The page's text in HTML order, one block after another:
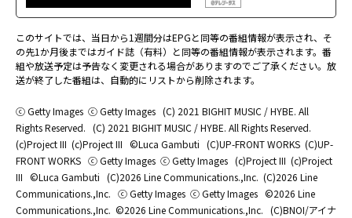
このサイトでは、当日から1週間分はEPGと同等の番組情報が表示され、そ
の先1か月後まではガイド誌（有料）と同等の番組情報が表示されます。番
組や放送予定は予告なく変更される場合がありますのでご了承ください。放
送が終了した番組は、自動的にリストから削除されます。
ⓒ Getty Images ⓒ Getty Images (C) 2021 BIGHIT MUSIC / HYBE. All
Rights Reserved. (C) 2021 BIGHIT MUSIC / HYBE. All Rights Reserved.
(c)Project III (c)Project III ©Luca Gambuti (C)UP-FRONT WORKS (C)UP-
FRONT WORKS ⓒ Getty Images ⓒ Getty Images (c)Project III (c)Project
III ©Luca Gambuti (C)2026 Line Communications.,Inc. (C)2026 Line
Communications.,Inc. ⓒ Getty Images ⓒ Getty Images ©2026 Line
Communications.,Inc. ©2026 Line Communications.,Inc. (C)BNOI/アイナ